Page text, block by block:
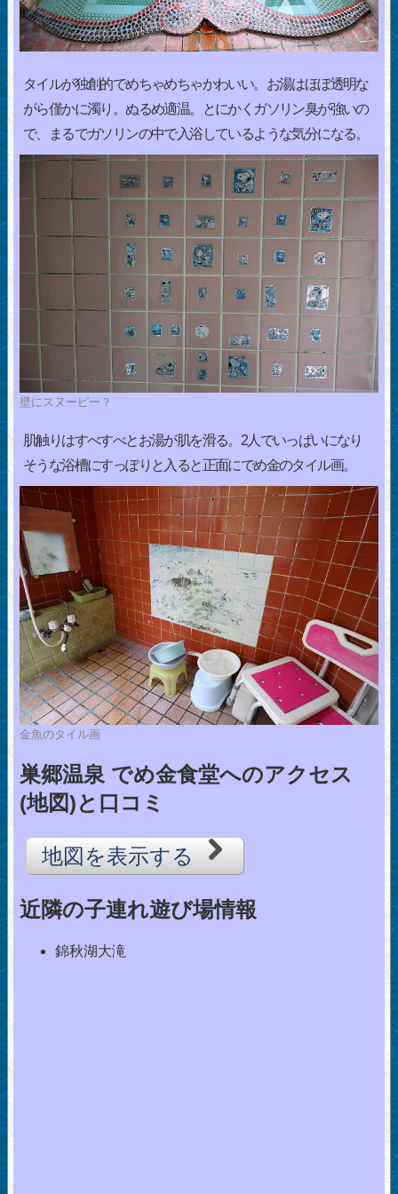
タイルが独創的でめちゃめちゃかわいい。お湯はほぼ透明な
がら僅かに濁り。ぬるめ適温。とにかくガソリン臭が強いの
で、まるでガソリンの中で入浴しているような気分になる。
壁にスヌーピー？
肌触りはすべすべとお湯が肌を滑る。2人でいっぱいになり
そうな浴槽にすっぽりと入ると正面にでめ金のタイル画。
金魚のタイル画
巣郷温泉 でめ金食堂へのアクセス
(地図)と口コミ
地図を表示する
近隣の子連れ遊び場情報
錦秋湖大滝